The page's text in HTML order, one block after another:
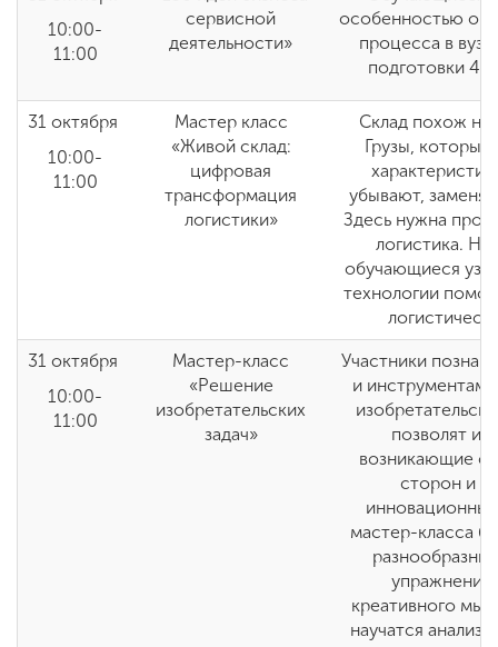
10:00-
11:00
сервисной
деятельности»
особенностью
процесса в
подготовки
31 октября
10:00-
11:00
Мастер класс
«Живой склад:
цифровая
трансформация
логистики»
Склад похож на
Грузы, которые
убывают,
Здесь нужна
логистика. На
обучающиеся
технологии
31 октября
10:00-
11:00
Мастер-класс
«Решение
изобретательских
задач»
Участники
и
позволят
возникающие
сторон и
мастер-класса
упражнения
креативного
научатся